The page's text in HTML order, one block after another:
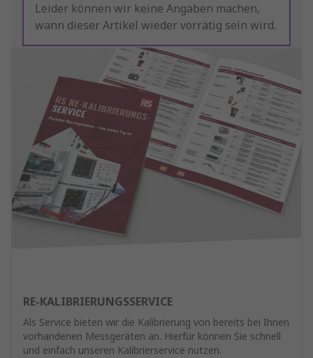
Leider können wir keine Angaben machen,
wann dieser Artikel wieder vorrätig sein wird.
RE-KALIBRIERUNGSSERVICE
Als Service bieten wir die Kalibrierung von bereits bei Ihnen
vorhandenen Messgeräten an. Hierfür können Sie schnell
und einfach unseren Kalibrierservice nutzen.